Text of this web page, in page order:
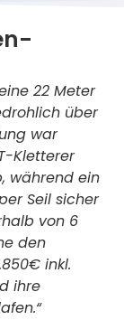
22 Meter
über
war
Kletterer
während ein
Seil sicher
von 6
den
inkl.
ihre